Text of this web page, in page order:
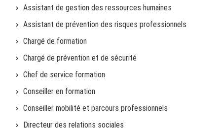
Assistant de gestion des ressources humaines
Assistant de prévention des risques professionnels
Chargé de formation
Chargé de prévention et de sécurité
Chef de service formation
Conseiller en formation
Conseiller mobilité et parcours professionnels
Directeur des relations sociales